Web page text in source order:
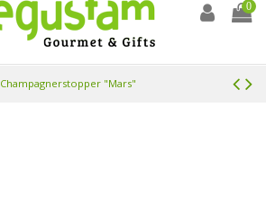
0
Champagnerstopper "Mars"